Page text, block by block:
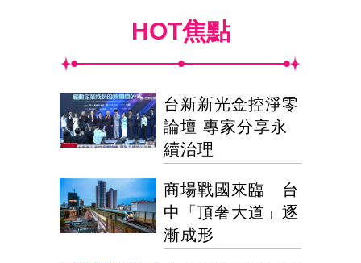
HOT焦點
台新新光金控淨零
論壇 專家分享永
續治理
商場戰國來臨 台
中「頂奢大道」逐
漸成形